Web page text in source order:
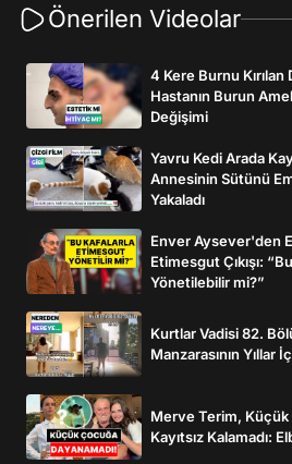
Önerilen Videolar
4 Kere Burnu
Hastanın Burun
Değişimi
Yavru Kedi Arada
Annesinin Sütünü
Yakaladı
Enver Aysever'den
Etimesgut Çıkışı:
Yönetilebilir mi?”
Kurtlar Vadisi 82.
Manzarasının Yıllar
Merve Terim, Küçük
Kayıtsız Kalamadı: